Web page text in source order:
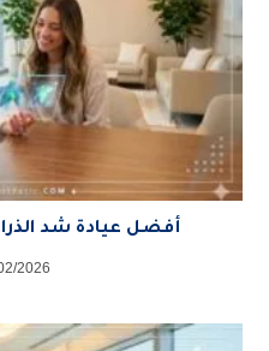
أفضل عيادة شد الذراعين
2026